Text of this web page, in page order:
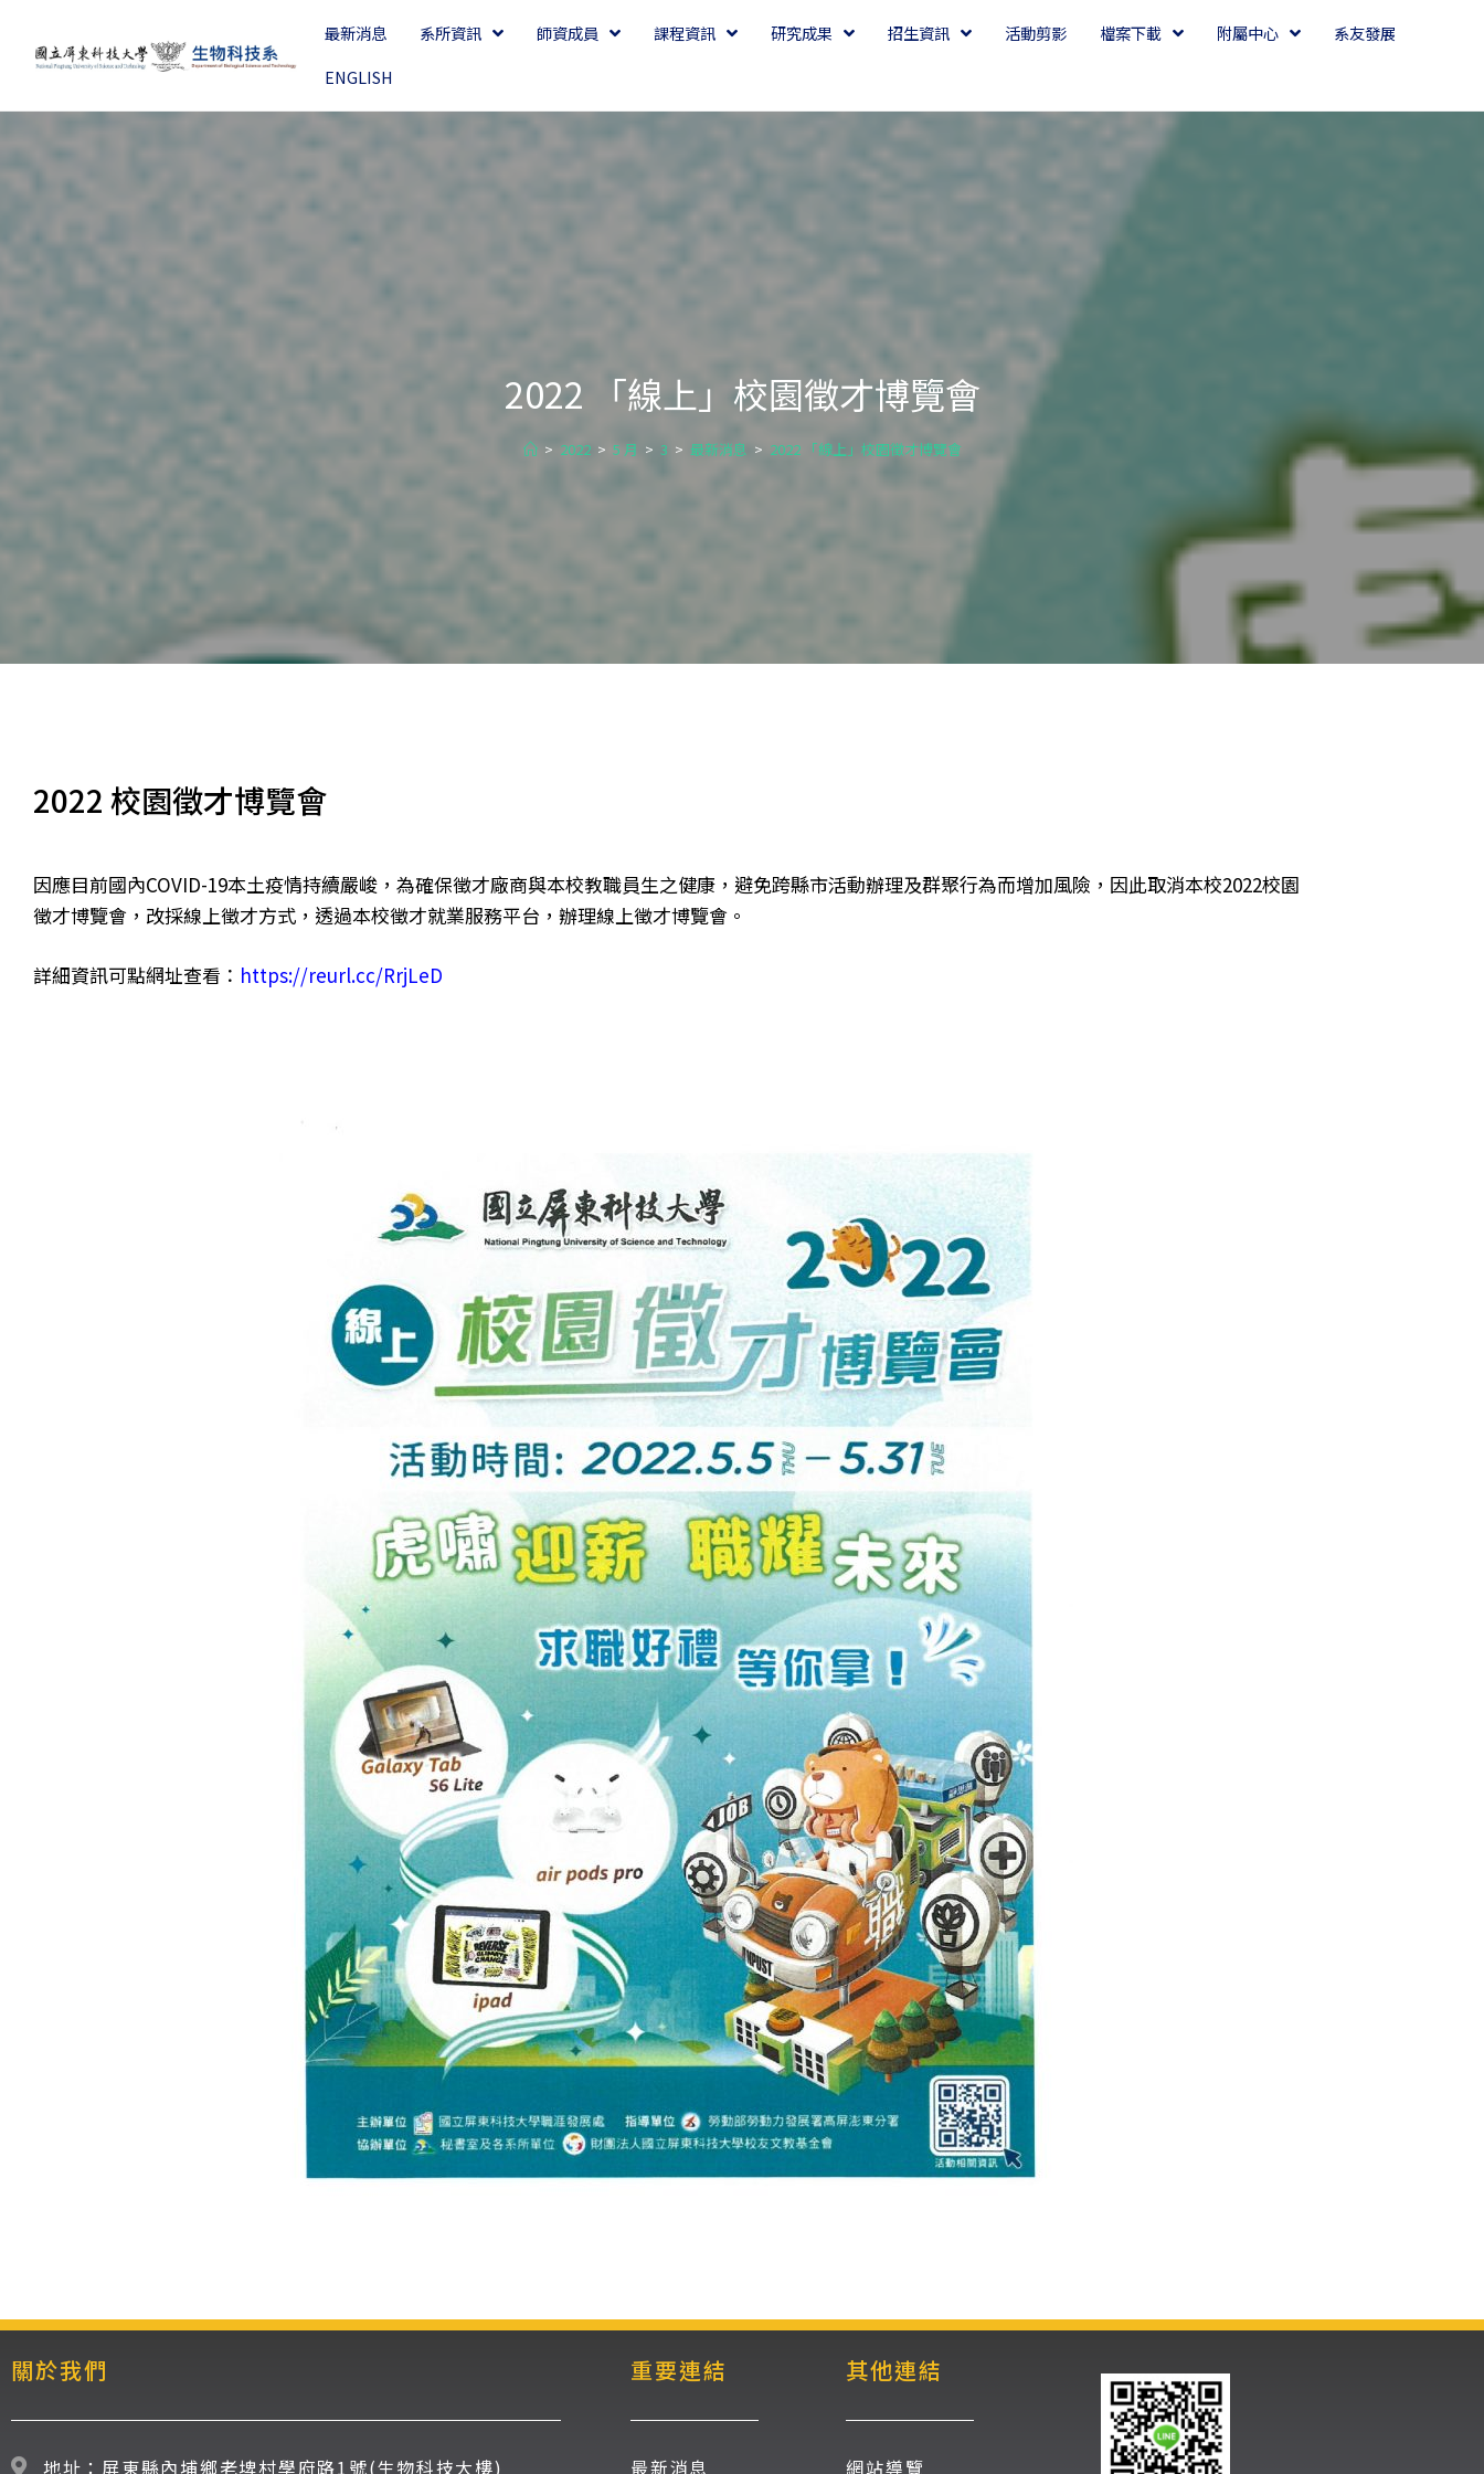
最新消息 系所資訊 師資成員 課程資訊 研究成果 招生資訊 活動剪影 檔案下載 附屬中心
系友發展
ENGLISH
2022 「線上」校園徵才博覽會
> 2022 > 5 月 > 3 > 最新消息 > 2022 「線上」校園徵才博覽會
2022 校園徵才博覽會
因應目前國內COVID-19本土疫情持續嚴峻，為確保徵才廠商與本校教職員生之健康，避免跨縣市活動辦理及群聚行為而增加風險，因此取消本校2022校園
徵才博覽會，改採線上徵才方式，透過本校徵才就業服務平台，辦理線上徵才博覽會。
詳細資訊可點網址查看： https://reurl.cc/RrjLeD
關於我們
地址：屏東縣內埔鄉老埤村學府路1號(生物科技大樓)
重要連結
最新消息
其他連結
網站導覽